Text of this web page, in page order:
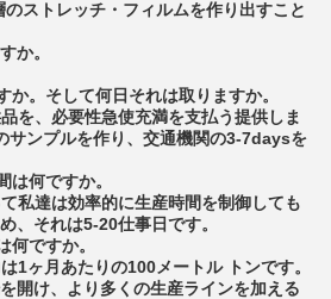
ストレッチ・フィルムを作り出すこと
か。
。そして何日それは取りますか。
を、必要性急使充満を支払う提供しま
サンプルを作り、交通機関の3-7daysを
何ですか。
私達は効率的に生産時間を制御しても
、それは5-20仕事日です。
何ですか。
1ヶ月あたりの100メートル トンです。
開け、より多くの生産ラインを加える